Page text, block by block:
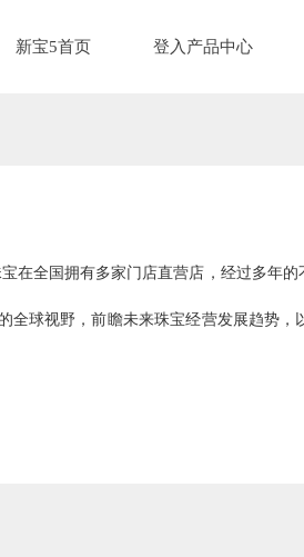
新宝5首页 登入产品中心
在全国拥有多家门店直营店，经过多年
球视野，前瞻未来珠宝经营发展趋势